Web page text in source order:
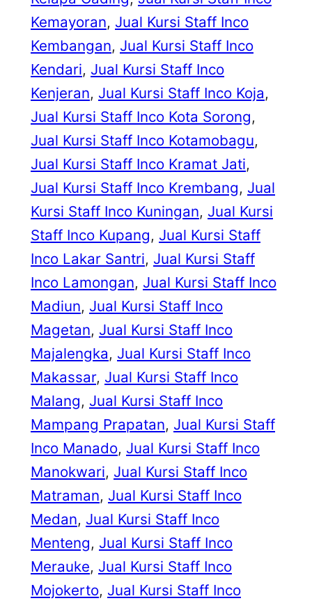
Kemayoran, Jual Kursi Staff Inco
Kembangan, Jual Kursi Staff Inco
Kendari, Jual Kursi Staff Inco
Kenjeran, Jual Kursi Staff Inco Koja
Jual Kursi Staff Inco Kota Sorong
Jual Kursi Staff Inco Kotamobagu
Jual Kursi Staff Inco Kramat Jati
Jual Kursi Staff Inco Krembang, Jual
Kursi Staff Inco Kuningan, Jual Kursi
Staff Inco Kupang, Jual Kursi Staff
Inco Lakar Santri, Jual Kursi Staff
Inco Lamongan, Jual Kursi Staff Inco
Madiun, Jual Kursi Staff Inco
Magetan, Jual Kursi Staff Inco
Majalengka, Jual Kursi Staff Inco
Makassar, Jual Kursi Staff Inco
Malang, Jual Kursi Staff Inco
Mampang Prapatan, Jual Kursi Staff
Inco Manado, Jual Kursi Staff Inco
Manokwari, Jual Kursi Staff Inco
Matraman, Jual Kursi Staff Inco
Medan, Jual Kursi Staff Inco
Menteng, Jual Kursi Staff Inco
Merauke, Jual Kursi Staff Inco
Mojokerto, Jual Kursi Staff Inco